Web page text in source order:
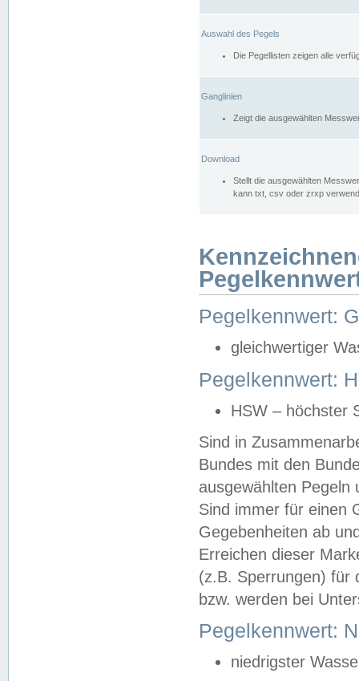
Auswahl des Pegels
Die Pegellisten zeigen alle
Ganglinien
Zeigt die ausgewählten
Download
Stellt die ausgewählten
kann txt, csv oder zrxp
Pegelkennwert:
gleichwertiger
Pegelkennwert:
HSW – höchster
Sind in
Bundes mit den
ausgewählten
Sind immer für einen
Gegebenheiten ab
Erreichen dieser
(z.B. Sperrungen) für
bzw. werden bei
Pegelkennwert:
niedrigster